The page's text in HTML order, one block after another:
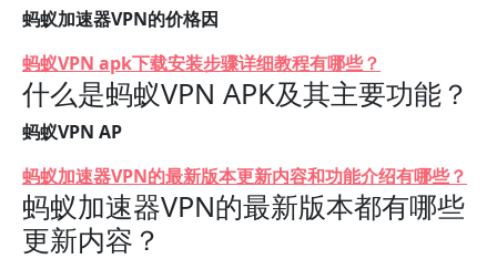
蚂蚁加速器VPN的价格因
蚂蚁VPN apk下载安装步骤详细教程有哪些？
什么是蚂蚁VPN APK及其主要功能？
蚂蚁VPN AP
蚂蚁加速器VPN的最新版本更新内容和功能介绍有哪些？
蚂蚁加速器VPN的最新版本都有哪些
更新内容？